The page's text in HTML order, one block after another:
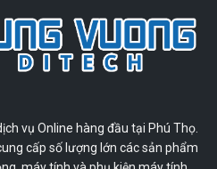
vụ Online hàng đầu tại Phú Thọ.
cấp số lượng lớn các sản phẩm